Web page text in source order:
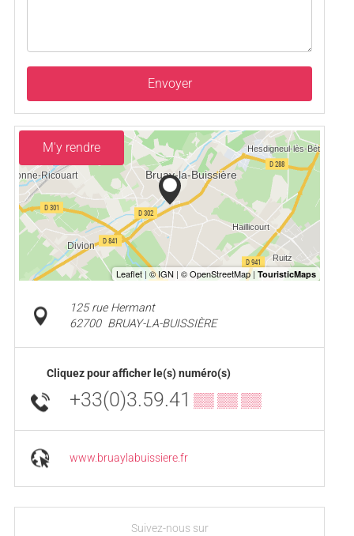
Envoyer
M'y rendre
125 rue Hermant
62700 BRUAY-LA-BUISSIÈRE
Cliquez pour afficher le(s) numéro(s)
+33(0)3.59.41 ▒▒ ▒▒ ▒▒
www.bruaylabuissiere.fr
Suivez-nous sur